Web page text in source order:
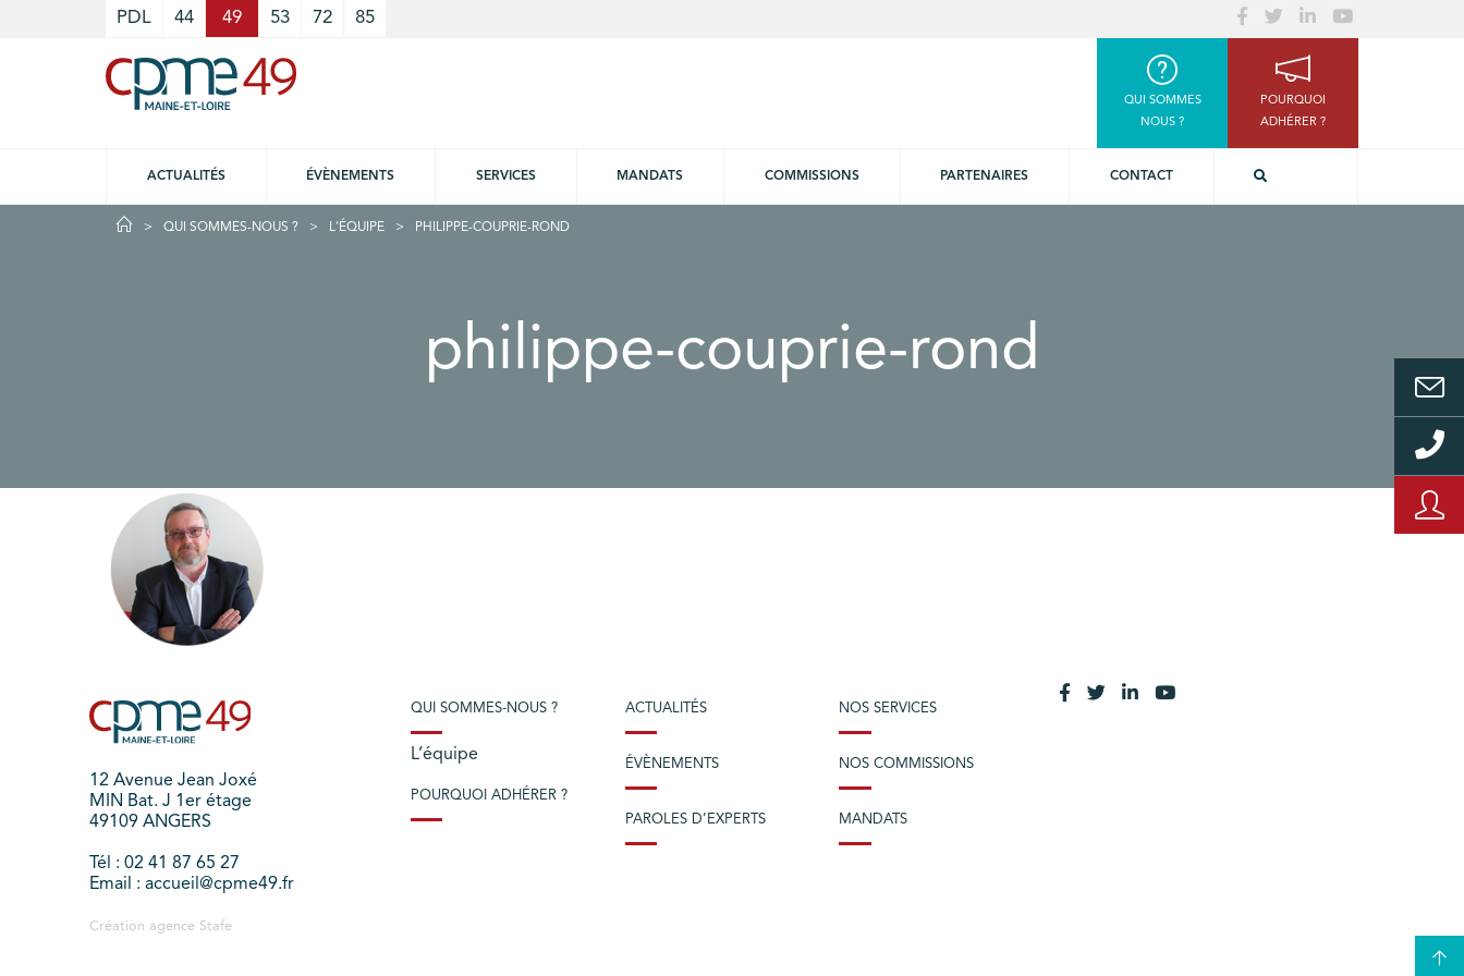
PDL 44 49 53 72 85
QUI SOMMES
NOUS ?
POURQUOI
ADHÉRER ?
ACTUALITÉS ÉVÈNEMENTS SERVICES MANDATS COMMISSIONS PARTENAIRES CONTACT
QUI SOMMES-NOUS ? L'ÉQUIPE PHILIPPE-COUPRIE-ROND
philippe-couprie-rond
12 Avenue Jean Joxé
MIN Bat. J 1er étage
49109 ANGERS
Tél : 02 41 87 65 27
Email : accueil@cpme49.fr
Création agence Stafe
QUI SOMMES-NOUS ?
L’équipe
POURQUOI ADHÉRER ?
ACTUALITÉS
ÉVÈNEMENTS
PAROLES D’EXPERTS
NOS SERVICES
NOS COMMISSIONS
MANDATS
Cookies management panel